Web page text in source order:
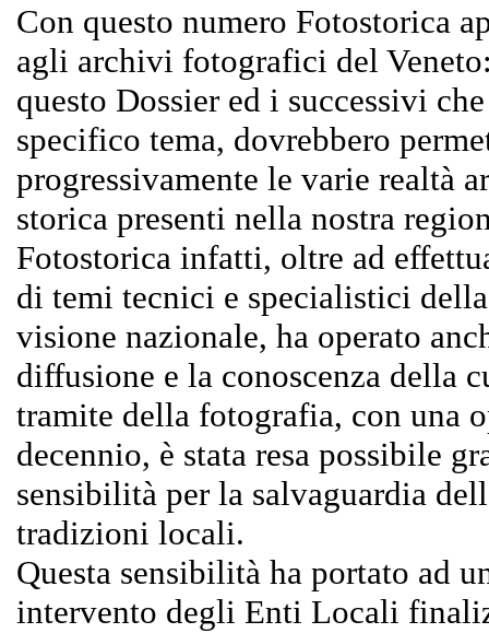
Con questo numero Fotostorica
agli archivi fotografici del
questo Dossier ed i successivi
specifico tema, dovrebbero
progressivamente le varie realtà
storica presenti nella nostra
Fotostorica infatti, oltre ad
di temi tecnici e specialistici
visione nazionale, ha operato
diffusione e la conoscenza della
tramite della fotografia, con una
decennio, è stata resa possibile
sensibilità per la salvaguardia
tradizioni locali.
Questa sensibilità ha portato ad
intervento degli Enti Locali